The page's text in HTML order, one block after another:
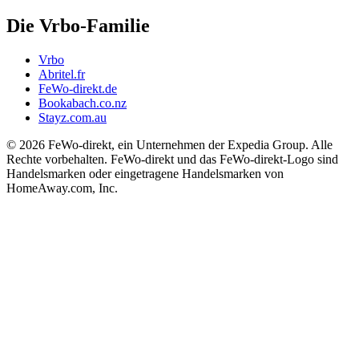
Die Vrbo-Familie
Vrbo
Abritel.fr
FeWo-direkt.de
Bookabach.co.nz
Stayz.com.au
© 2026 FeWo-direkt, ein Unternehmen der Expedia Group. Alle
Rechte vorbehalten. FeWo-direkt und das FeWo-direkt-Logo sind
Handelsmarken oder eingetragene Handelsmarken von
HomeAway.com, Inc.